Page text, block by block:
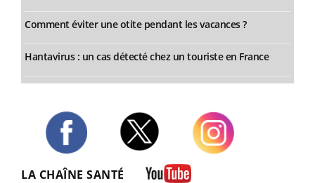
Comment éviter une otite pendant les vacances ?
Hantavirus : un cas détecté chez un touriste en France
LA CHAÎNE SANTÉ